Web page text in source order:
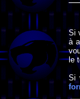
Si
à
le
Si